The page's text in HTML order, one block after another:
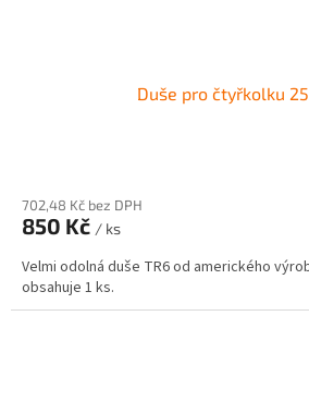
Duše pro čtyřkolku
702,48 Kč bez DPH
850 Kč / ks
Velmi odolná duše TR6 od amerického
obsahuje 1 ks.